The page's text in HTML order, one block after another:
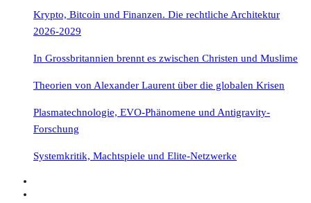
Krypto, Bitcoin und Finanzen. Die rechtliche Architektur
2026-2029
In Grossbritannien brennt es zwischen Christen und Muslime
Theorien von Alexander Laurent über die globalen Krisen
Plasmatechnologie, EVO-Phänomene und Antigravity-
Forschung
Systemkritik, Machtspiele und Elite-Netzwerke